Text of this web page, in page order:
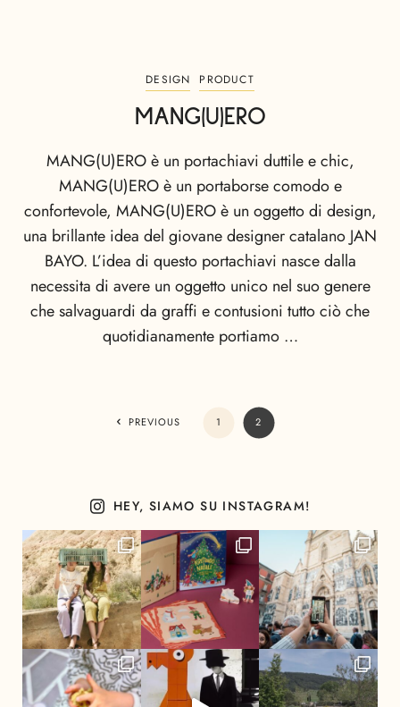
DESIGN PRODUCT
MANG(U)ERO
MANG(U)ERO è un portachiavi duttile e chic,
MANG(U)ERO è un portaborse comodo e
confortevole, MANG(U)ERO è un oggetto di design,
una brillante idea del giovane designer catalano JAN
BAYO. L’idea di questo portachiavi nasce dalla
necessita di avere un oggetto unico nel suo genere
che salvaguardi da graffi e contusioni tutto ciò che
quotidianamente portiamo …
PREVIOUS 1 2
HEY, SIAMO SU INSTAGRAM!